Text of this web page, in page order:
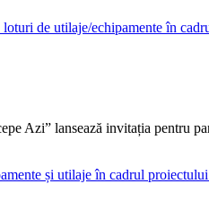
Azi” lansează invitația pentru